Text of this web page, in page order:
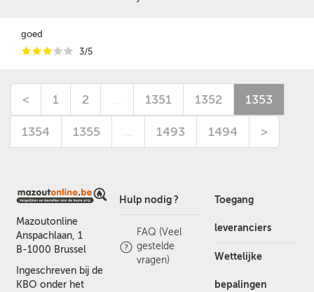
goed
iiiii 3/5
< 1 2 … 1351 1352 1353
1354 1355 … 1493 1494 >
Mazoutonline
Anspachlaan, 1
B-1000 Brussel
Ingeschreven bij de
KBO onder het
Hulp nodig ?
FAQ (Veel
gestelde
vragen)
Toegang
leveranciers
Wettelijke
bepalingen